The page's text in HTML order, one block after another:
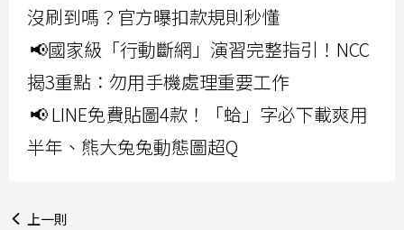
沒刷到嗎？官方曝扣款規則秒懂
📢國家級「行動斷網」演習完整指引！NCC
揭3重點：勿用手機處理重要工作
📢 LINE免費貼圖4款！「蛤」字必下載爽用
半年、熊大兔兔動態圖超Q
上一則